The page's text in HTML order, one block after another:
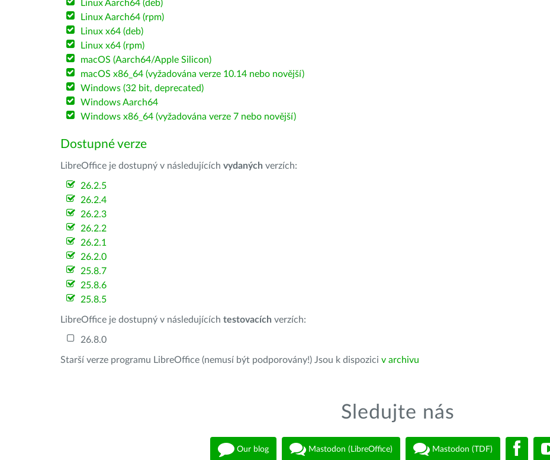
Linux Aarch64 (deb)
Linux Aarch64 (rpm)
Linux x64 (deb)
Linux x64 (rpm)
macOS (Aarch64/Apple Silicon)
macOS x86_64 (vyžadována verze 10.14 nebo novější)
Windows (32 bit, deprecated)
Windows Aarch64
Windows x86_64 (vyžadována verze 7 nebo novější)
Dostupné verze
LibreOffice je dostupný v následujících vydaných verzích:
26.2.5
26.2.4
26.2.3
26.2.2
26.2.1
26.2.0
25.8.7
25.8.6
25.8.5
LibreOffice je dostupný v následujících testovacích verzích:
26.8.0
Starší verze programu LibreOffice (nemusí být podporovány!) Jsou k dispozici v archivu
Sledujte nás
Our blog Mastodon (LibreOffice) Mastodon (TDF)